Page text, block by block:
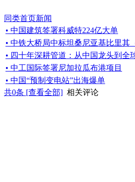
同类首页新闻
• 中国建筑签署科威特224亿大单
• 中铁大桥局中标坦桑尼亚基比里其
• 四十年深耕管道：从中国龙头到全
• 中工国际签署尼加拉瓜布港项目
• 中国“预制变电站”出海爆单
共0条 [查看全部] 相关评论